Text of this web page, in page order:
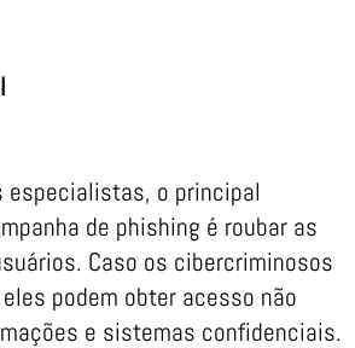
especialistas, o principal
de phishing é roubar as
Caso os cibercriminosos
podem obter acesso não
e sistemas confidenciais.